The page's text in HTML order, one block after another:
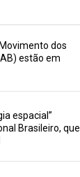
dos
estão em
espacial”
Brasileiro, que